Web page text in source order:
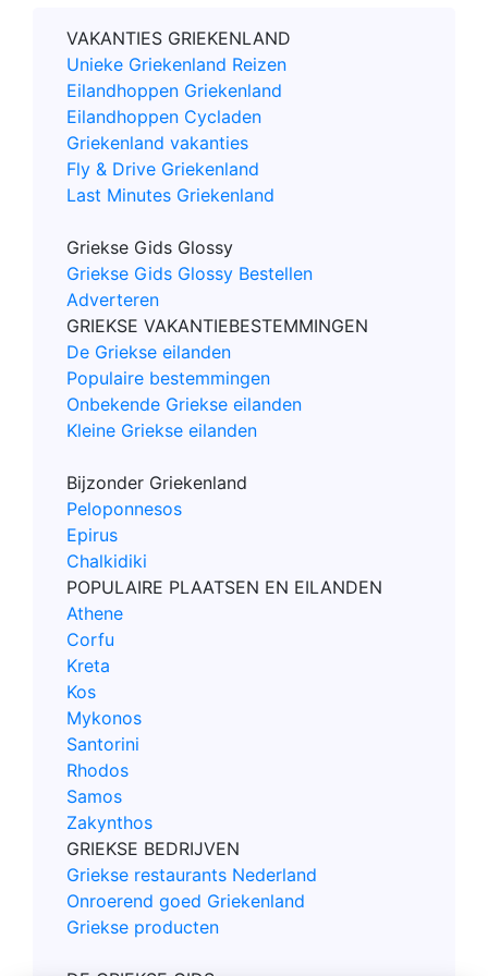
VAKANTIES GRIEKENLAND
Unieke Griekenland Reizen
Eilandhoppen Griekenland
Eilandhoppen Cycladen
Griekenland vakanties
Fly & Drive Griekenland
Last Minutes Griekenland
Griekse Gids Glossy
Griekse Gids Glossy Bestellen
Adverteren
GRIEKSE VAKANTIEBESTEMMINGEN
De Griekse eilanden
Populaire bestemmingen
Onbekende Griekse eilanden
Kleine Griekse eilanden
Bijzonder Griekenland
Peloponnesos
Epirus
Chalkidiki
POPULAIRE PLAATSEN EN EILANDEN
Athene
Corfu
Kreta
Kos
Mykonos
Santorini
Rhodos
Samos
Zakynthos
GRIEKSE BEDRIJVEN
Griekse restaurants Nederland
Onroerend goed Griekenland
Griekse producten